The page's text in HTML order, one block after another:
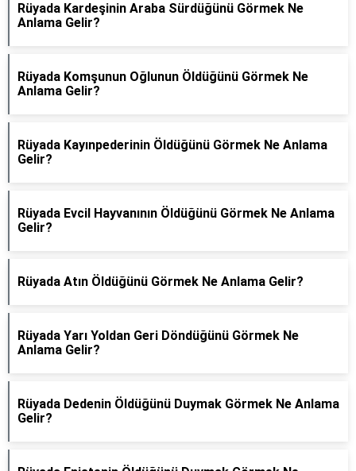
Rüyada Kardeşinin Araba Sürdüğünü Görmek Ne
Anlama Gelir?
Rüyada Komşunun Oğlunun Öldüğünü Görmek Ne
Anlama Gelir?
Rüyada Kayınpederinin Öldüğünü Görmek Ne Anlama
Gelir?
Rüyada Evcil Hayvanının Öldüğünü Görmek Ne Anlama
Gelir?
Rüyada Atın Öldüğünü Görmek Ne Anlama Gelir?
Rüyada Yarı Yoldan Geri Döndüğünü Görmek Ne
Anlama Gelir?
Rüyada Dedenin Öldüğünü Duymak Görmek Ne Anlama
Gelir?